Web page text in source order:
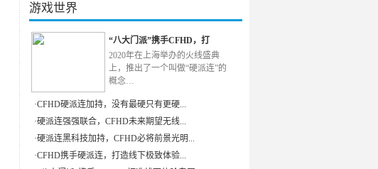
游戏世界
“八大门派”携手CFHD，打
2020年在上海举办的火线盛典
上，推出了一个叫做“硬派连”的
概念…
·CFHD硬派连加持，没有最硬只有更硬...
·硬派连强强联合，CFHD未来期望无线...
·硬派连黑科技加持，CFHD必将前景光明...
·CFHD携手硬派连，打造线下极致体验...